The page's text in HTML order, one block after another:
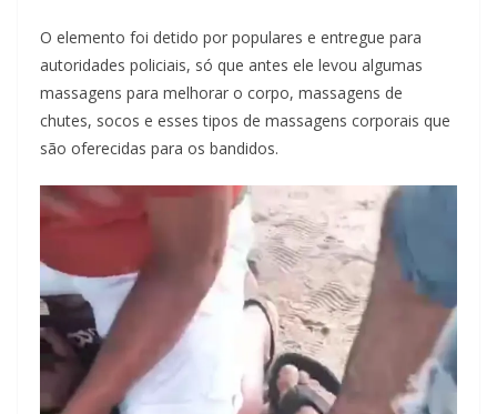
O elemento foi detido por populares e entregue para
autoridades policiais, só que antes ele levou algumas
massagens para melhorar o corpo, massagens de
chutes, socos e esses tipos de massagens corporais que
são oferecidas para os bandidos.